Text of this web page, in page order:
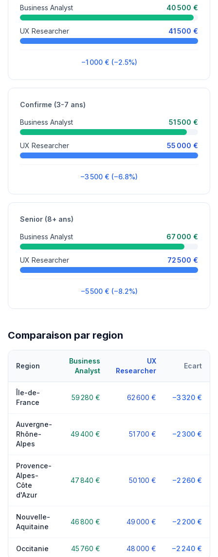
Business Analyst 40 500 €
UX Researcher 41 500 €
−1 000 € (−2.5%)
Confirme (3-7 ans)
Business Analyst 51 500 €
UX Researcher 55 000 €
−3 500 € (−6.8%)
Senior (8+ ans)
Business Analyst 67 000 €
UX Researcher 72 500 €
−5 500 € (−8.2%)
Comparaison par region
Region
Business
Analyst
UX
Researcher
Ecart
Île-de-
France
59 280 € 62 600 € −3 320 €
Auvergne-
Rhône-
Alpes
49 400 € 51 700 € −2 300 €
Provence-
Alpes-
Côte
d'Azur
47 840 € 50 100 € −2 260 €
Nouvelle-
Aquitaine
46 800 € 49 000 € −2 200 €
Occitanie 45 760 € 48 000 € −2 240 €